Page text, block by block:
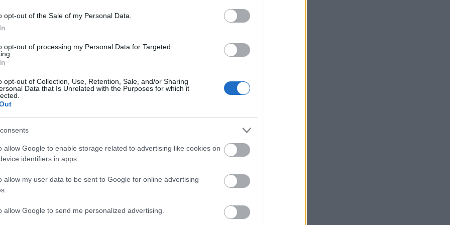
opt-out of the Sale of my Personal Data.
opt-out of processing my Personal Data for Targeted
opt-out of Collection, Use, Retention, Sale, and/or Sharing
Data that Is Unrelated with the Purposes for which it
allow Google to enable storage related to advertising like cookies on
identifiers in apps.
allow my user data to be sent to Google for online advertising
allow Google to send me personalized advertising.
a fotózás. A 70-es évek közepétől kezdtem el
akkor kezdtem el hivatalosan fotózni, csak akkor
a művésznek fárasztó: hogy pózoljanak, meg
és rendezkedik, meg az ember azért akar